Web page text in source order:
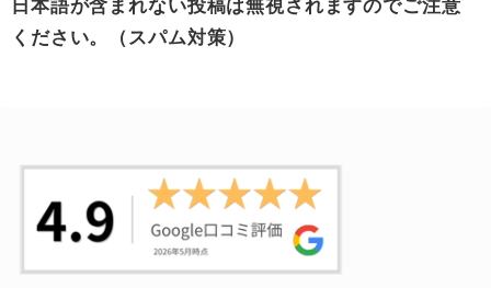
日本語が含まれない投稿は無視されますのでご注意
ください。（スパム対策）